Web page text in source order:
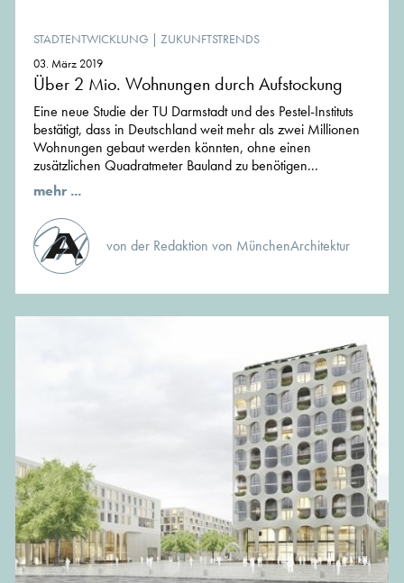
STADTENTWICKLUNG | ZUKUNFTSTRENDS
03. März 2019
Über 2 Mio. Wohnungen durch Aufstockung
Eine neue Studie der TU Darmstadt und des Pestel-Instituts
bestätigt, dass in Deutschland weit mehr als zwei Millionen
Wohnungen gebaut werden könnten, ohne einen
zusätzlichen Quadratmeter Bauland zu benötigen...
mehr ...
von der Redaktion von MünchenArchitektur